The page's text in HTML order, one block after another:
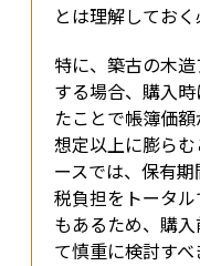
とは理解しておく
特に、築古の木
する場合、購入
たことで帳簿価
想定以上に膨ら
ースでは、保有
税負担をトータ
もあるため、購
て慎重に検討すべ